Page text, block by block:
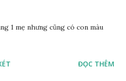
1 mẹ nhưng cũng có con màu
ĐỌC THÊM